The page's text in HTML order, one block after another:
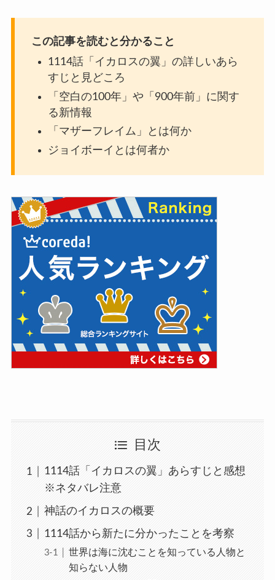
この記事を読むと分かること
1114話「イカロスの翼」の詳しいあら
すじと見どころ
「空白の100年」や「900年前」に関す
る新情報
「マザーフレイム」とは何か
ジョイボーイとは何者か
目次
1114話「イカロスの翼」あらすじと感想
※ネタバレ注意
神話のイカロスの概要
1114話から新たに分かったことを考察
世界は海に沈むことを知っている人物と
知らない人物